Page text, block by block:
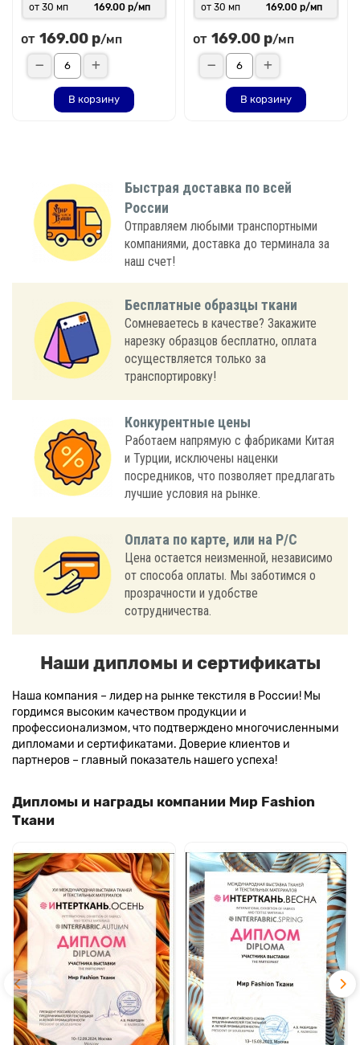
от 30 мп
169.00 р/мп
от 169.00 р/мп
В корзину
от 30 мп
169.00 р/мп
от 169.00 р/мп
В корзину
Быстрая доставка по всей
России
Отправляем любыми транспортными
компаниями, доставка до терминала за
наш счет!
Бесплатные образцы ткани
Сомневаетесь в качестве? Закажите
нарезку образцов бесплатно, оплата
осуществляется только за
транспортировку!
Конкурентные цены
Работаем напрямую с фабриками Китая
и Турции, исключены наценки
посредников, что позволяет предлагать
лучшие условия на рынке.
Оплата по карте, или на Р/С
Цена остается неизменной, независимо
от способа оплаты. Мы заботимся о
прозрачности и удобстве
сотрудничества.
Наши дипломы и сертификаты
Наша компания – лидер на рынке текстиля в России! Мы
гордимся высоким качеством продукции и
профессионализмом, что подтверждено многочисленными
дипломами и сертификатами. Доверие клиентов и
партнеров – главный показатель нашего успеха!
Дипломы и награды компании Мир Fashion
Ткани